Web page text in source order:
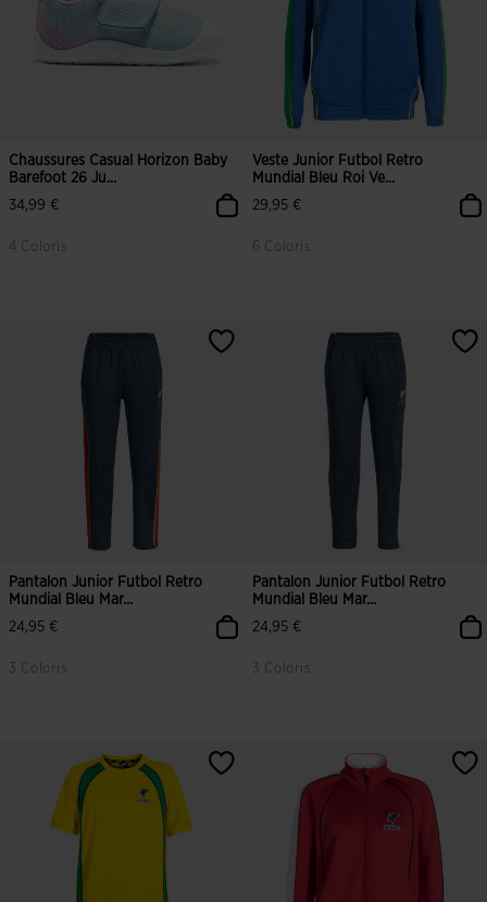
Chaussures Casual Horizon Baby
Barefoot 26 Ju...
34,99 €
4 Coloris
Veste Junior Futbol Retro
Mundial Bleu Roi Ve...
29,95 €
6 Coloris
Pantalon Junior Futbol Retro
Mundial Bleu Mar...
24,95 €
3 Coloris
Pantalon Junior Futbol Retro
Mundial Bleu Mar...
24,95 €
3 Coloris